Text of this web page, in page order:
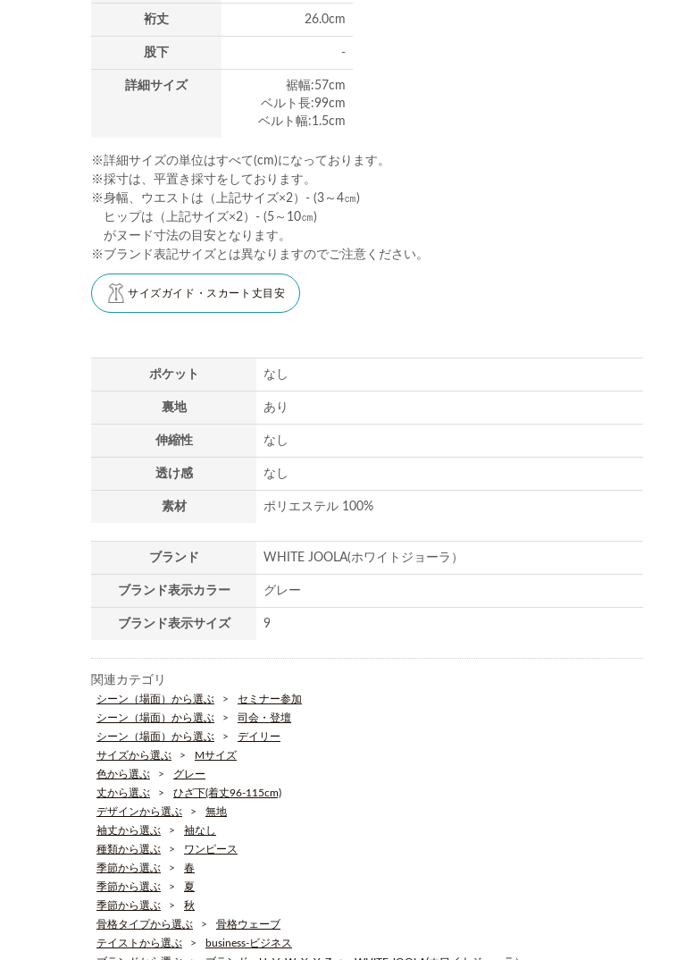
裄丈 26.0cm
股下 -
詳細サイズ
裾幅:57cm
ベルト長:99cm
ベルト幅:1.5cm
※詳細サイズの単位はすべて(cm)になっております。
※採寸は、平置き採寸をしております。
※身幅、ウエストは（上記サイズ×2）- (3～4㎝)
ヒップは（上記サイズ×2）- (5～10㎝)
がヌード寸法の目安となります。
※ブランド表記サイズとは異なりますのでご注意ください。
サイズガイド・スカート丈目安
ポケット なし
裏地 あり
伸縮性 なし
透け感 なし
素材 ポリエステル 100%
ブランド WHITE JOOLA(ホワイトジョーラ）
ブランド表示カラー グレー
ブランド表示サイズ 9
関連カテゴリ
シーン（場面）から選ぶ
セミナー参加
シーン（場面）から選ぶ
司会・登壇
シーン（場面）から選ぶ
デイリー
サイズから選ぶ
Mサイズ
色から選ぶ
グレー
丈から選ぶ
ひざ下(着丈96-115cm)
デザインから選ぶ
無地
袖丈から選ぶ
袖なし
種類から選ぶ
ワンピース
季節から選ぶ
春
季節から選ぶ
夏
季節から選ぶ
秋
骨格タイプから選ぶ
骨格ウェーブ
テイストから選ぶ
business-ビジネス